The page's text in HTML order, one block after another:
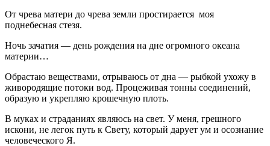
От чрева матери до чрева земли простирается моя
поднебесная стезя.
Ночь зачатия — день рождения на дне огромного океана
материи…
Обрастаю веществами, отрываюсь от дна — рыбкой ухожу в
живородящие потоки вод. Процеживая тонны соединений,
образую и укрепляю крошечную плоть.
В муках и страданиях являюсь на свет. У меня, грешного
искони, не легок путь к Свету, который дарует ум и осознание
человеческого Я.